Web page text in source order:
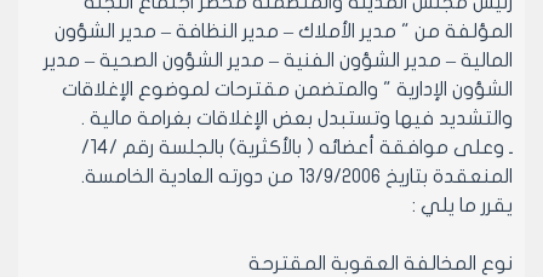
المؤلفة من " مدير الأملاك – مدير النظافة – مدير الشؤون
المالية – مدير الشؤون الفنية – مدير الشؤون الصحية – مدير
الشؤون الإدارية " والمتضمن مقترحات لموضوع الإغلاقات
والتشديد فيها وتستبدل بعض الإغلاقات بغرامة مالية .
ـ وعلى موافقة أعضائه ( بالأكثرية) بالجلسة رقم /14/
المنعقدة بتاريخ 13/9/2006 من دورته العادية الخامسة.
يقرر ما يلي :
نوع المخالفة العقوبة المقترحة